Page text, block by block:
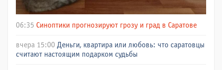
06:35 Синоптики прогнозируют грозу и град в Саратове
вчера 15:00 Деньги, квартира или любовь: что саратовцы
считают настоящим подарком судьбы